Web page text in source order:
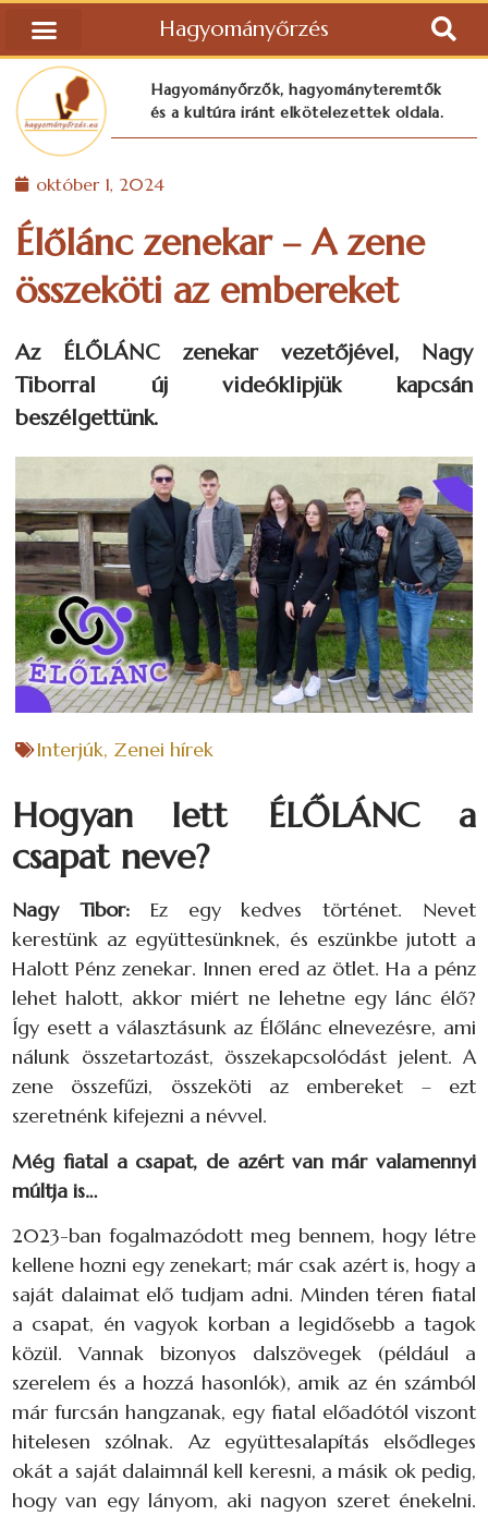
Hagyományőrzés
Hagyományőrzők, hagyományteremtők
és a kultúra iránt elkötelezettek oldala.
október 1, 2024
Élőlánc zenekar – A zene
összeköti az embereket
Az ÉLŐLÁNC zenekar vezetőjével, Nagy
Tiborral új videóklipjük kapcsán
beszélgettünk.
Interjúk, Zenei hírek
Hogyan lett ÉLŐLÁNC a
csapat neve?
Nagy Tibor:Ez egy kedves történet. Nevet
kerestünk az együttesünknek, és eszünkbe jutott a
Halott Pénz zenekar. Innen ered az ötlet. Ha a pénz
lehet halott, akkor miért ne lehetne egy lánc élő?
Így esett a választásunk az Élőlánc elnevezésre, ami
nálunk összetartozást, összekapcsolódást jelent. A
zene összefűzi, összeköti az embereket – ezt
szeretnénk kifejezni a névvel.
Még fiatal a csapat, de azért van már valamennyi
múltja is…
2023-ban fogalmazódott meg bennem, hogy létre
kellene hozni egy zenekart; már csak azért is, hogy a
saját dalaimat elő tudjam adni. Minden téren fiatal
a csapat, én vagyok korban a legidősebb a tagok
közül. Vannak bizonyos dalszövegek (például a
szerelem és a hozzá hasonlók), amik az én számból
már furcsán hangzanak, egy fiatal előadótól viszont
hitelesen szólnak. Az együttesalapítás elsődleges
okát a saját dalaimnál kell keresni, a másik ok pedig,
hogy van egy lányom, aki nagyon szeret énekelni.